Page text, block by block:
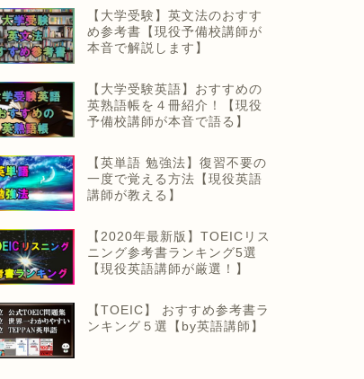
【大学受験】英文法のおすす
め参考書【現役予備校講師が
本音で解説します】
【大学受験英語】おすすめの
英熟語帳を４冊紹介！【現役
予備校講師が本音で語る】
【英単語 勉強法】復習不要の
一度で覚える方法【現役英語
講師が教える】
【2020年最新版】TOEICリス
ニング参考書ランキング5選
【現役英語講師が厳選！】
【TOEIC】 おすすめ参考書ラ
ンキング５選【by英語講師】